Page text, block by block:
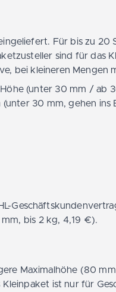
Für bis zu
sind für das
bei kleineren Mengen
(unter 30 mm / ab
30 mm, gehen
bis 2 kg, 4,19 €).
Maximalhöhe (80
ist nur für